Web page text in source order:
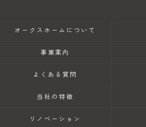
オークスホームについて
事業案内
よくある質問
当社の特徴
リノベーション